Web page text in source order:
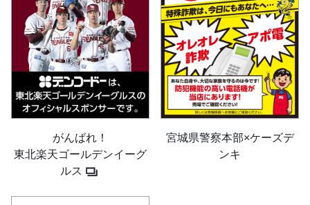
がんばれ！
東北楽天ゴールデンイーグ
ルス
宮城県警察本部×ケーズデ
ンキ